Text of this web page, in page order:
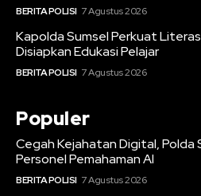
BERITA POLISI 7 Agustus 2026
Kapolda Sumsel Perkuat
Disiapkan Edukasi Pelajar
BERITA POLISI 7 Agustus 2026
Populer
Cegah Kejahatan Digital, Polda
Personel Pemahaman AI
BERITA POLISI 7 Agustus 2026